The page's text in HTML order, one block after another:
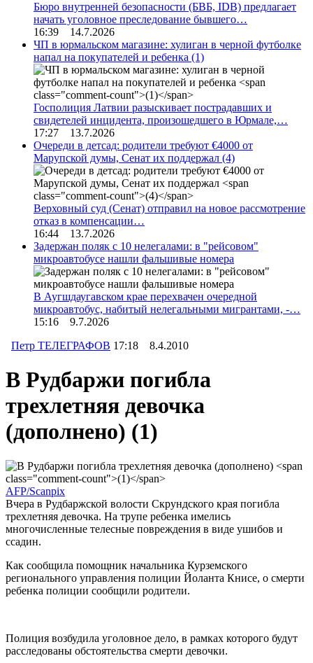
Бюро внутренней безопасности (БВБ, IDB) предлагает
начать уголовное преследование бывшего…
16:39 14.7.2026
ЧП в юрмальском магазине: хулиган в черной футболке
напал на покупателей и ребенка (1)
Госполиция Латвии разыскивает пострадавших и
свидетелей инцидента, произошедшего в Юрмале,…
17:27 13.7.2026
Очереди в детсад: родители требуют €4000 от
Марупской думы, Сенат их поддержал (4)
Верховный суд (Сенат) отправил на новое рассмотрение
отказ в компенсации…
16:44 13.7.2026
Задержан поляк с 10 нелегалами: в "рейсовом"
микроавтобусе нашли фальшивые номера
В Аугшдаугавском крае перехвачен очередной
микроавтобус, набитый нелегальными мигрантами, -…
15:16 9.7.2026
Петр ТЕЛЕГРАФОВ 17:18 8.4.2010
В Рудбаржи погибла
трехлетняя девочка
(дополнено) (1)
AFP/Scanpix
Вчера в Рудбаржской волости Скрундского края погибла
трехлетняя девочка. На трупе ребенка имелись
многочисленные телесные повреждения в виде ушибов и
ссадин.
Как сообщила помощник начальника Курземского
регионального управления полиции Йоланта Книсе, о смерти
ребенка полиции сообщили родители.
Полиция возбудила уголовное дело, в рамках которого будут
расследованы обстоятельства смерти девочки.